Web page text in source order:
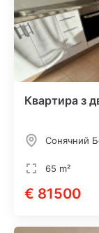
Квартира з
Сонячний
65 m²
€ 81500